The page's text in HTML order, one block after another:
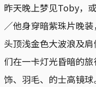
昨天晚上梦见Toby，
／他身穿暗紫珠片晚
头顶浅金色大波浪及
们在一卡灯光昏暗的
饰、羽毛、的士高镜